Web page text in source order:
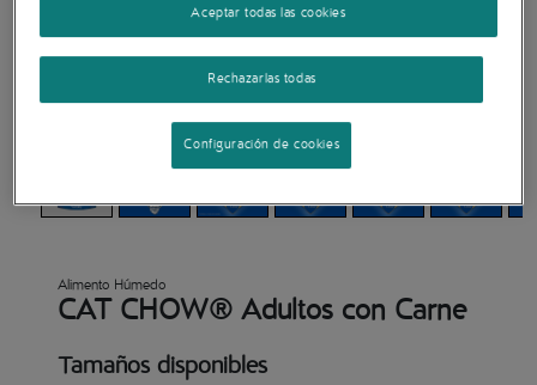
Alimento Húmedo
CAT CHOW® Adultos con Carne
Tamaños disponibles
Rechazarlas todas
Aceptar todas las cookies
Configuración de cookies